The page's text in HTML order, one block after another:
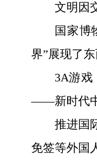
文明因
国家博
界”展现了
3A游戏
——新时代中
推进国
免签等外国